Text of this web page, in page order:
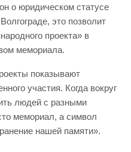
о юридическом статусе
это позволит
проекта» в
мемориала.
показывают
участия. Когда вокруг
людей с разными
мемориал, а символ
нашей памяти».